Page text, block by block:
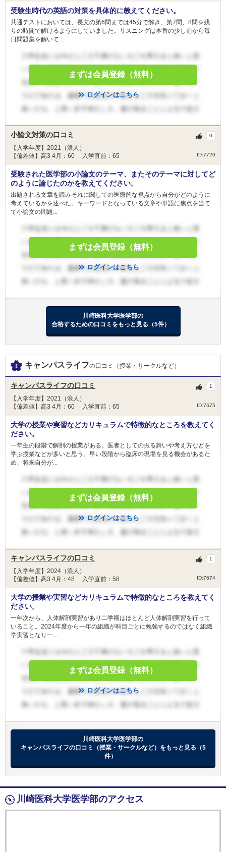
受験生時代の英語の対策を具体的に教えてください。
共通テストにおいては、長文の第6問までは45分で解き、第7問、8問を残
りの時間で解けるようにしていました。リスニングは本番の少し前から毎
日問題集を解いて...
まずは会員登録（無料）
ログインはこちら
小論文対策の口コミ
【入学年度】2021（浪人）
【偏差値】高3 4月：60 入学直前：65
ID:7720
0
受験された医学部の小論文のテーマ、またそのテーマに対してど
のように論じたのかを教えてください。
出題される文章を読みそれに関しての医療的な視点から自分がどのように
考えているかを述べた。キーワードとなっている文章や単語に焦点を当て
て小論文の問題...
まずは会員登録（無料）
ログインはこちら
川崎医科大学医学部の
合格するための口コミをもっと見る（5件）
キャンパスライフの口コミ（授業・サークルなど）
キャンパスライフの口コミ
【入学年度】2021（浪人）
【偏差値】高3 4月：60 入学直前：65
ID:7675
1
大学の授業や実習などカリキュラムで特徴的なところを教えてく
ださい。
一年生の段階で解剖の授業がある。医者としての振る舞いや考え方などを
学ぶ授業などが多いと思う。早い段階から臨床の現場を見る機会があるた
め、将来自分が...
まずは会員登録（無料）
ログインはこちら
キャンパスライフの口コミ
【入学年度】2024（浪人）
【偏差値】高3 4月：48 入学直前：58
ID:7674
1
大学の授業や実習などカリキュラムで特徴的なところを教えてく
ださい。
一年次から、人体解剖実習があり二学期はほとんど人体解剖実習を行って
いること。2024年度から一年の組織が科目ごとに勉強するのではなく組織
学実習となり一...
まずは会員登録（無料）
ログインはこちら
川崎医科大学医学部の
キャンパスライフの口コミ（授業・サークルなど）をもっと見る（5
件）
川崎医科大学医学部のアクセス